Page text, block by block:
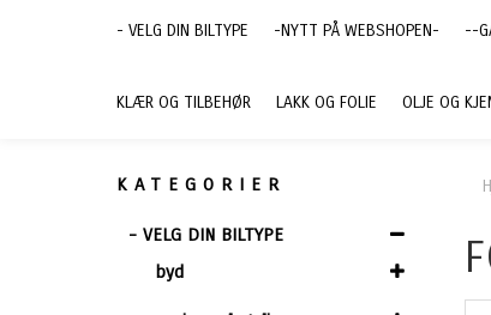
- VELG DIN BILTYPE -NYTT PÅ WEBSHOPEN- --
KLÆR OG TILBEHØR LAKK OG FOLIE OLJE OG
KATEGORIER
- VELG DIN BILTYPE
byd